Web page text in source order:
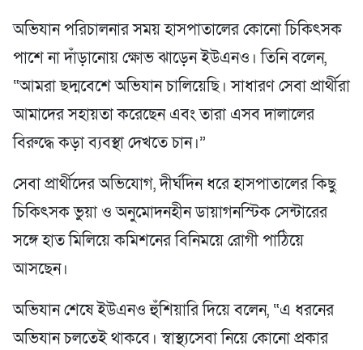
অভিযান পরিচালনার সময় হাসপাতালের কোনো চিকিৎসক
পাশে না দাঁড়ানোয় ক্ষোভ ঝাড়েন ইউএনও। তিনি বলেন,
“আমরা ছদ্মবেশে অভিযান চালিয়েছি। সাধারণ সেবা প্রার্থীরা
আমাদের সহায়তা করেছেন এবং তারা এসব দালালের
বিরুদ্ধে কড়া ব্যবস্থা দেখতে চান।”
সেবা প্রার্থীদের অভিযোগ, দীর্ঘদিন ধরে হাসপাতালের কিছু
চিকিৎসক ভুয়া ও অনুমোদনহীন ডায়াগনস্টিক সেন্টারের
সঙ্গে হাত মিলিয়ে কমিশনের বিনিময়ে রোগী পাঠিয়ে
আসছেন।
অভিযান শেষে ইউএনও হুঁশিয়ারি দিয়ে বলেন, “এ ধরনের
অভিযান চলতেই থাকবে। স্বাস্থ্যসেবা নিয়ে কোনো প্রকার